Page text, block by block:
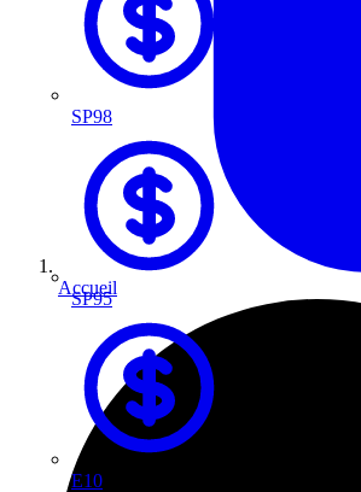
SP98
SP95
E10
Accueil